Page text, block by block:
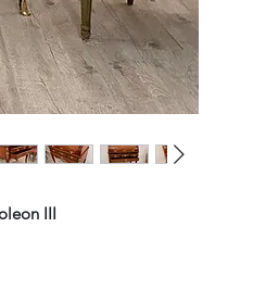
III